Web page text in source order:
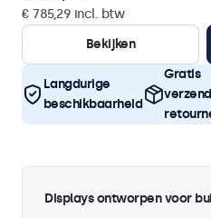
€ 785,29 incl. btw
Bekijken
Langdurige
beschikbaarheid
Gratis
Displays ontworpen voor